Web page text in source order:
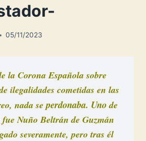
05/11/2023
la Corona Española sobre
ilegalidades cometidas en las
nada se perdonaba. Uno de
fue Nuño Beltrán de Guzmán
severamente, pero tras él